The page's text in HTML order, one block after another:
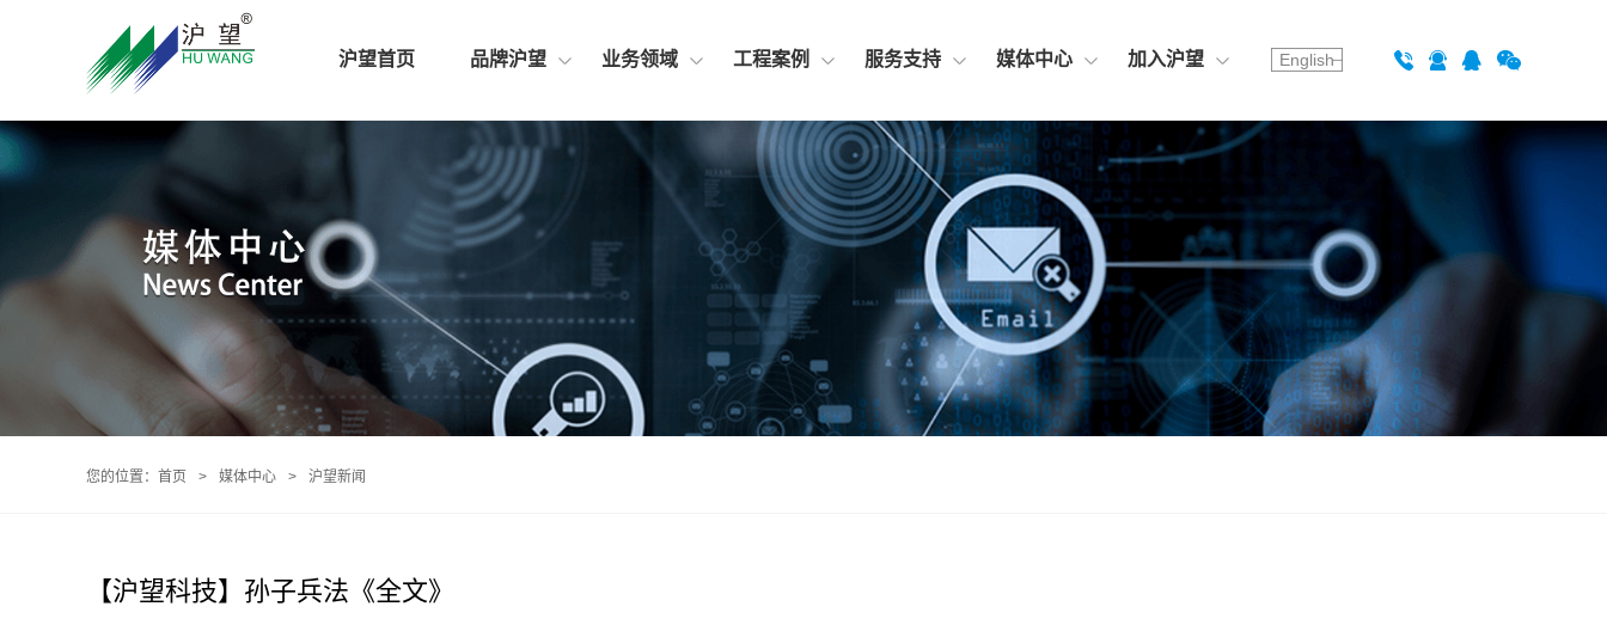
沪望首页 品牌沪望 业务领域 工程案例 服务支持 媒体中心 加入沪望 English
您的位置： 首页 > 媒体中心 > 沪望新闻
【沪望科技】孙子兵法《全文》